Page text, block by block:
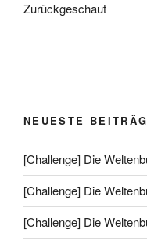
Zurückgeschaut
NEUESTE
[Challenge] Die
[Challenge] Die
[Challenge] Die